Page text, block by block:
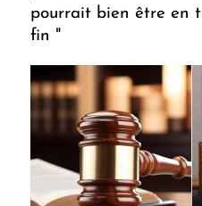
pourrait bien être en
fin "